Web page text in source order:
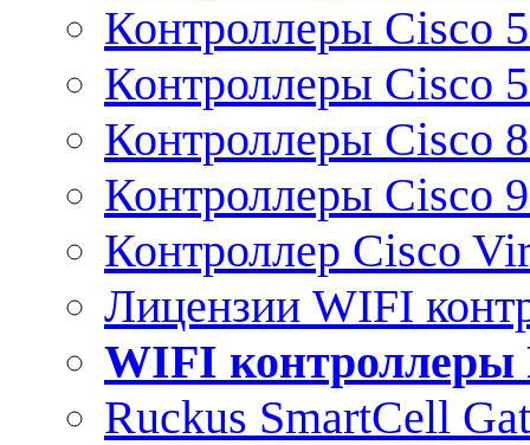
Контроллеры Cisco
Контроллеры Cisco
Контроллеры Cisco
Контроллеры Cisco
Контроллер Cisco
Лицензии WIFI
WIFI контроллеры
Ruckus SmartCell